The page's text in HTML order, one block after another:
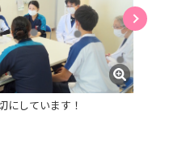
にしています！